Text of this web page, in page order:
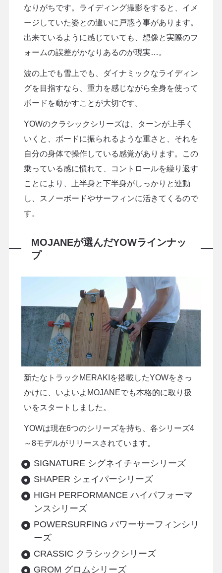
なりがちです。ライディング撮影をすると、イメ
ージしていた姿との違いに戸惑う事があります。
出来ているように感じていても、想像と実際のフ
ォームの誤差がかなりあるのが現実…。
波の上でも雪上でも、ダイナミックなライディン
グを目指すなら、重力を感じながら全身を使って
ボードを動かすことが大切です。
YOWのクラシックシリーズは、ターンが上手く
いくと、ボードに振られるような重さと、それを
自分の身体で操作している感覚があります。この
乗っている感に慣れて、コントロールを繰り返す
ことにより、上半身と下半身がしっかりと連動
し、スノーボードやサーフィンに活きてくるので
す。
MOJANEが選んだYOWラインナッ
プ
新たなトラックMERAKIを搭載したYOWをきっ
かけに、いよいよMOJANEでも本格的に取り扱
いをスタートしました。
YOWは現在6つのシリーズを持ち、各シリーズ4
～8モデルがリリースされています。
SIGNATURE シグネイチャーシリーズ
SHAPER シェイパーシリーズ
HIGH PERFORMANCE ハイパフォーマ
ンスシリーズ
POWERSURFING パワーサーフィンシリ
ーズ
CRASSIC クラシックシリーズ
GROM グロムシリーズ